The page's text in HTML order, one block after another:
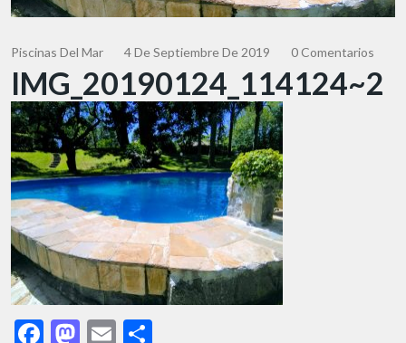
Piscinas Del Mar 4 De Septiembre De 2019 0 Comentarios
IMG_20190124_114124~2
Facebook
Mastodon
Email